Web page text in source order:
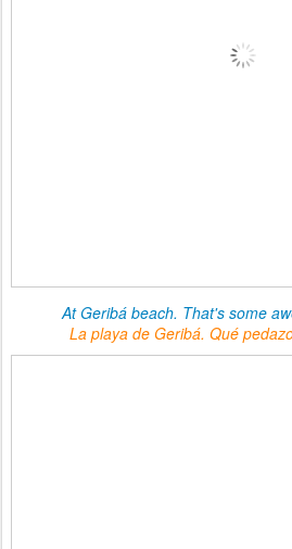
At Geribá beach. That's some
La playa de Geribá. Qué